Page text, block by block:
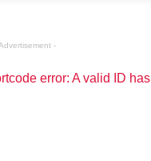
-
error: A valid ID has